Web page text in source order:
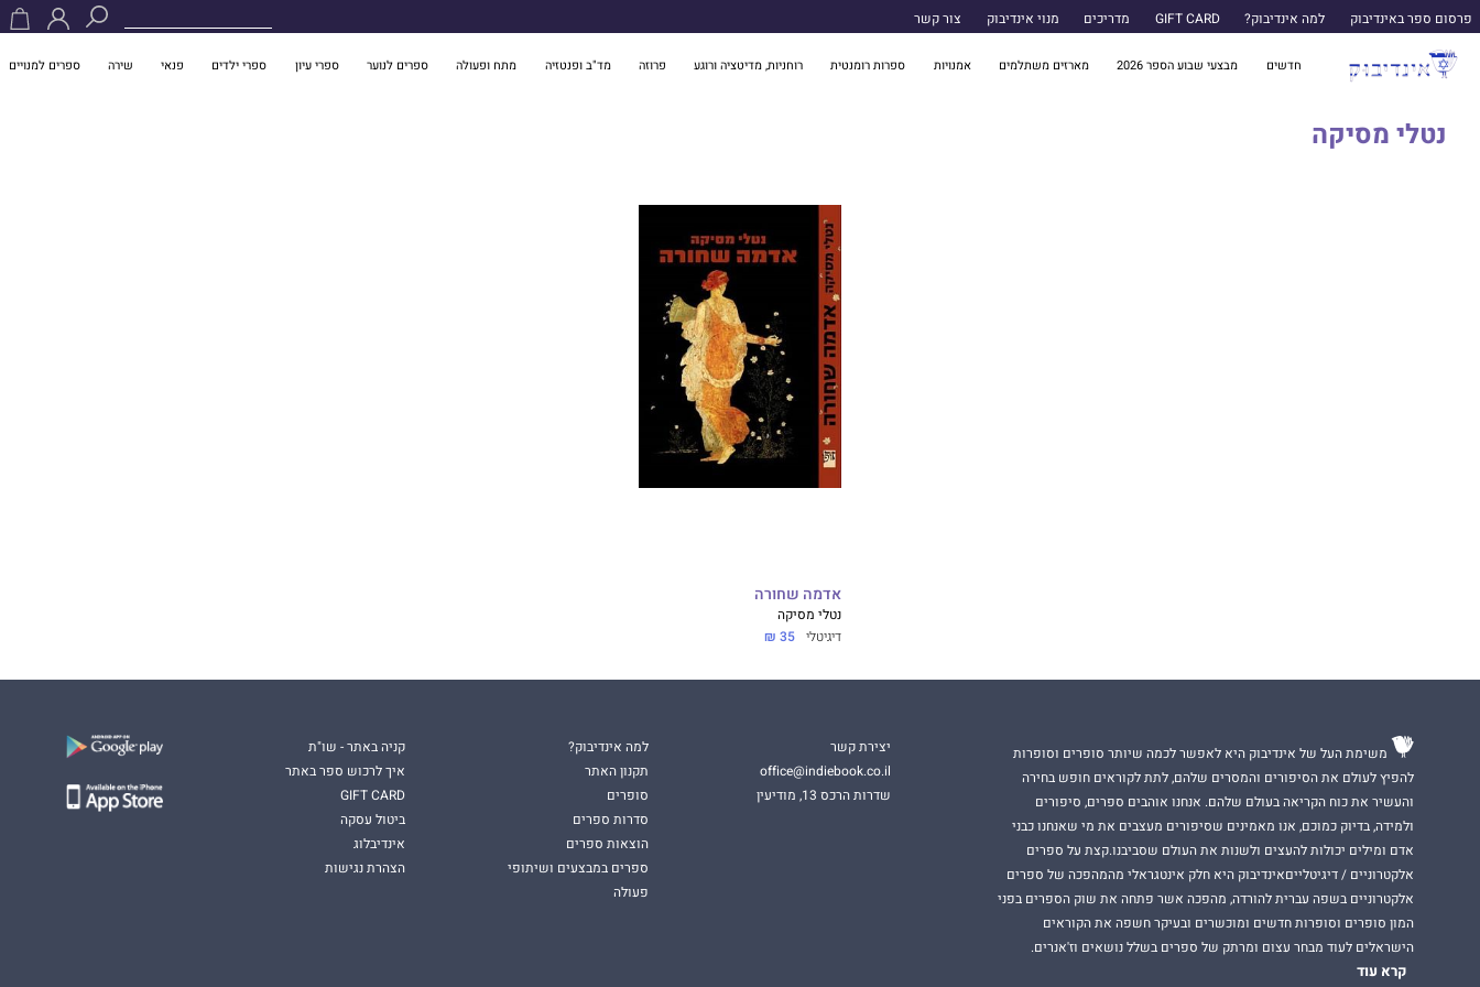
פרסום ספר באינדיבוק למה אינדיבוק? GIFT CARD מדריכים מנוי אינדיבוק צור קשר
חדשים מבצעי שבוע הספר 2026 מארזים משתלמים אמנויות ספרות רומנטית רוחניות, מדיטציה ורוגע פרוזה מד"ב ופנטזיה מתח ופעולה ספרים לנוער ספרי עיון ספרי ילדים פנאי שירה ספרים למנויים
נטלי מסיקה
אדמה שחורה
נטלי מסיקה
דיגיטלי 35 ₪
משימת העל של אינדיבוק היא לאפשר לכמה שיותר סופרים וסופרות
להפיץ לעולם את הסיפורים והמסרים שלהם, לתת לקוראים חופש בחירה
והעשיר את כוח הקריאה בעולם שלהם. אנחנו אוהבים ספרים, סיפורים
ולמידה, בדיוק כמוכם, אנו מאמינים שסיפורים מעצבים את מי שאנחנו כבני
אדם ומילים יכולות להעצים ולשנות את העולם שסביבנו.קצת על ספרים
אלקטרוניים / דיגיטלייםאינדיבוק היא חלק אינטגראלי מהמהפכה של ספרים
אלקטרוניים בשפה עברית להורדה, מהפכה אשר פתחה את שוק הספרים בפני
המון סופרים וסופרות חדשים ומוכשרים ובעיקר חשפה את הקוראים
הישראלים לעוד מבחר עצום ומרתק של ספרים בשלל נושאים וז'אנרים.
קרא עוד
יצירת קשר
office@indiebook.co.il
שדרות הרכס 13, מודיעין
למה אינדיבוק?
תקנון האתר
סופרים
סדרות ספרים
הוצאות ספרים
ספרים במבצעים ושיתופי
פעולה
קניה באתר - שו"ת
איך לרכוש ספר באתר
GIFT CARD
ביטול עסקה
אינדיבלוג
הצהרת נגישות